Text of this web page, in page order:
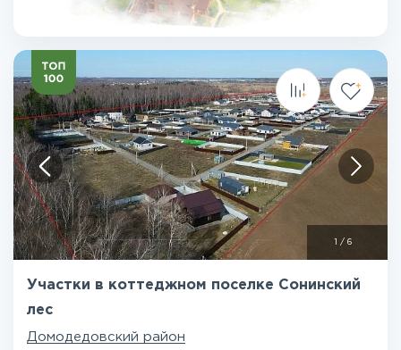
/ 6
Участки в коттеджном поселке Сонинский
лес
Домодедовский район